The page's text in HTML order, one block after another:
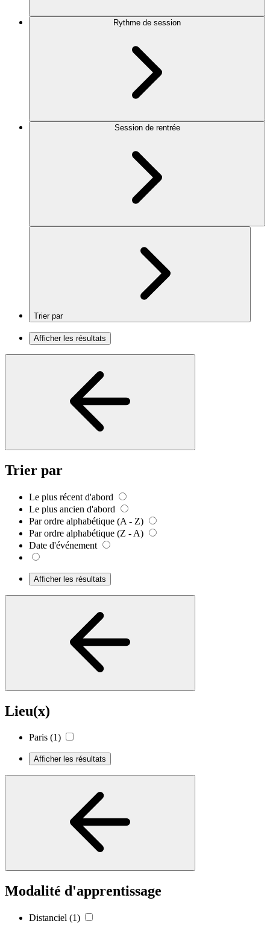
Rythme de session
Session de rentrée
Trier par
Afficher les résultats
Trier par
Le plus récent d'abord
Le plus ancien d'abord
Par ordre alphabétique (A - Z)
Par ordre alphabétique (Z - A)
Date d'événement
Afficher les résultats
Lieu(x)
Paris (1)
Afficher les résultats
Modalité d'apprentissage
Distanciel (1)